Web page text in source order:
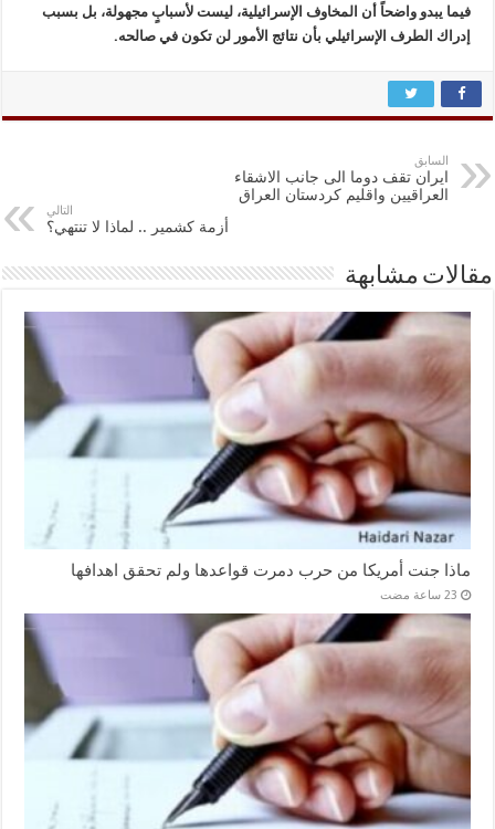
فيما يبدو واضحاً أن المخاوف الإسرائيلية، ليست لأسبابٍ مجهولة، بل بسبب
إدراك الطرف الإسرائيلي بأن نتائج الأمور لن تكون في صالحه.
السابق
ايران تقف دوما الى جانب الاشقاء
العراقيين واقليم كردستان العراق
التالي
أزمة كشمير .. لماذا لا تنتهي؟
مقالات مشابهة
ماذا جنت أمريكا من حرب دمرت قواعدها ولم تحقق اهدافها